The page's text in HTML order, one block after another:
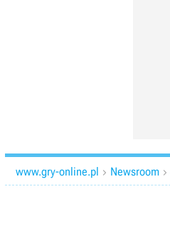
www.gry-online.pl  Newsroom 